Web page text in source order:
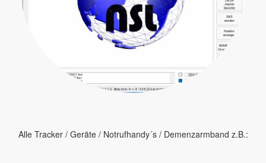
Alle Tracker / Geräte / Notrufhandy´s / Demenzarmband z.B.: